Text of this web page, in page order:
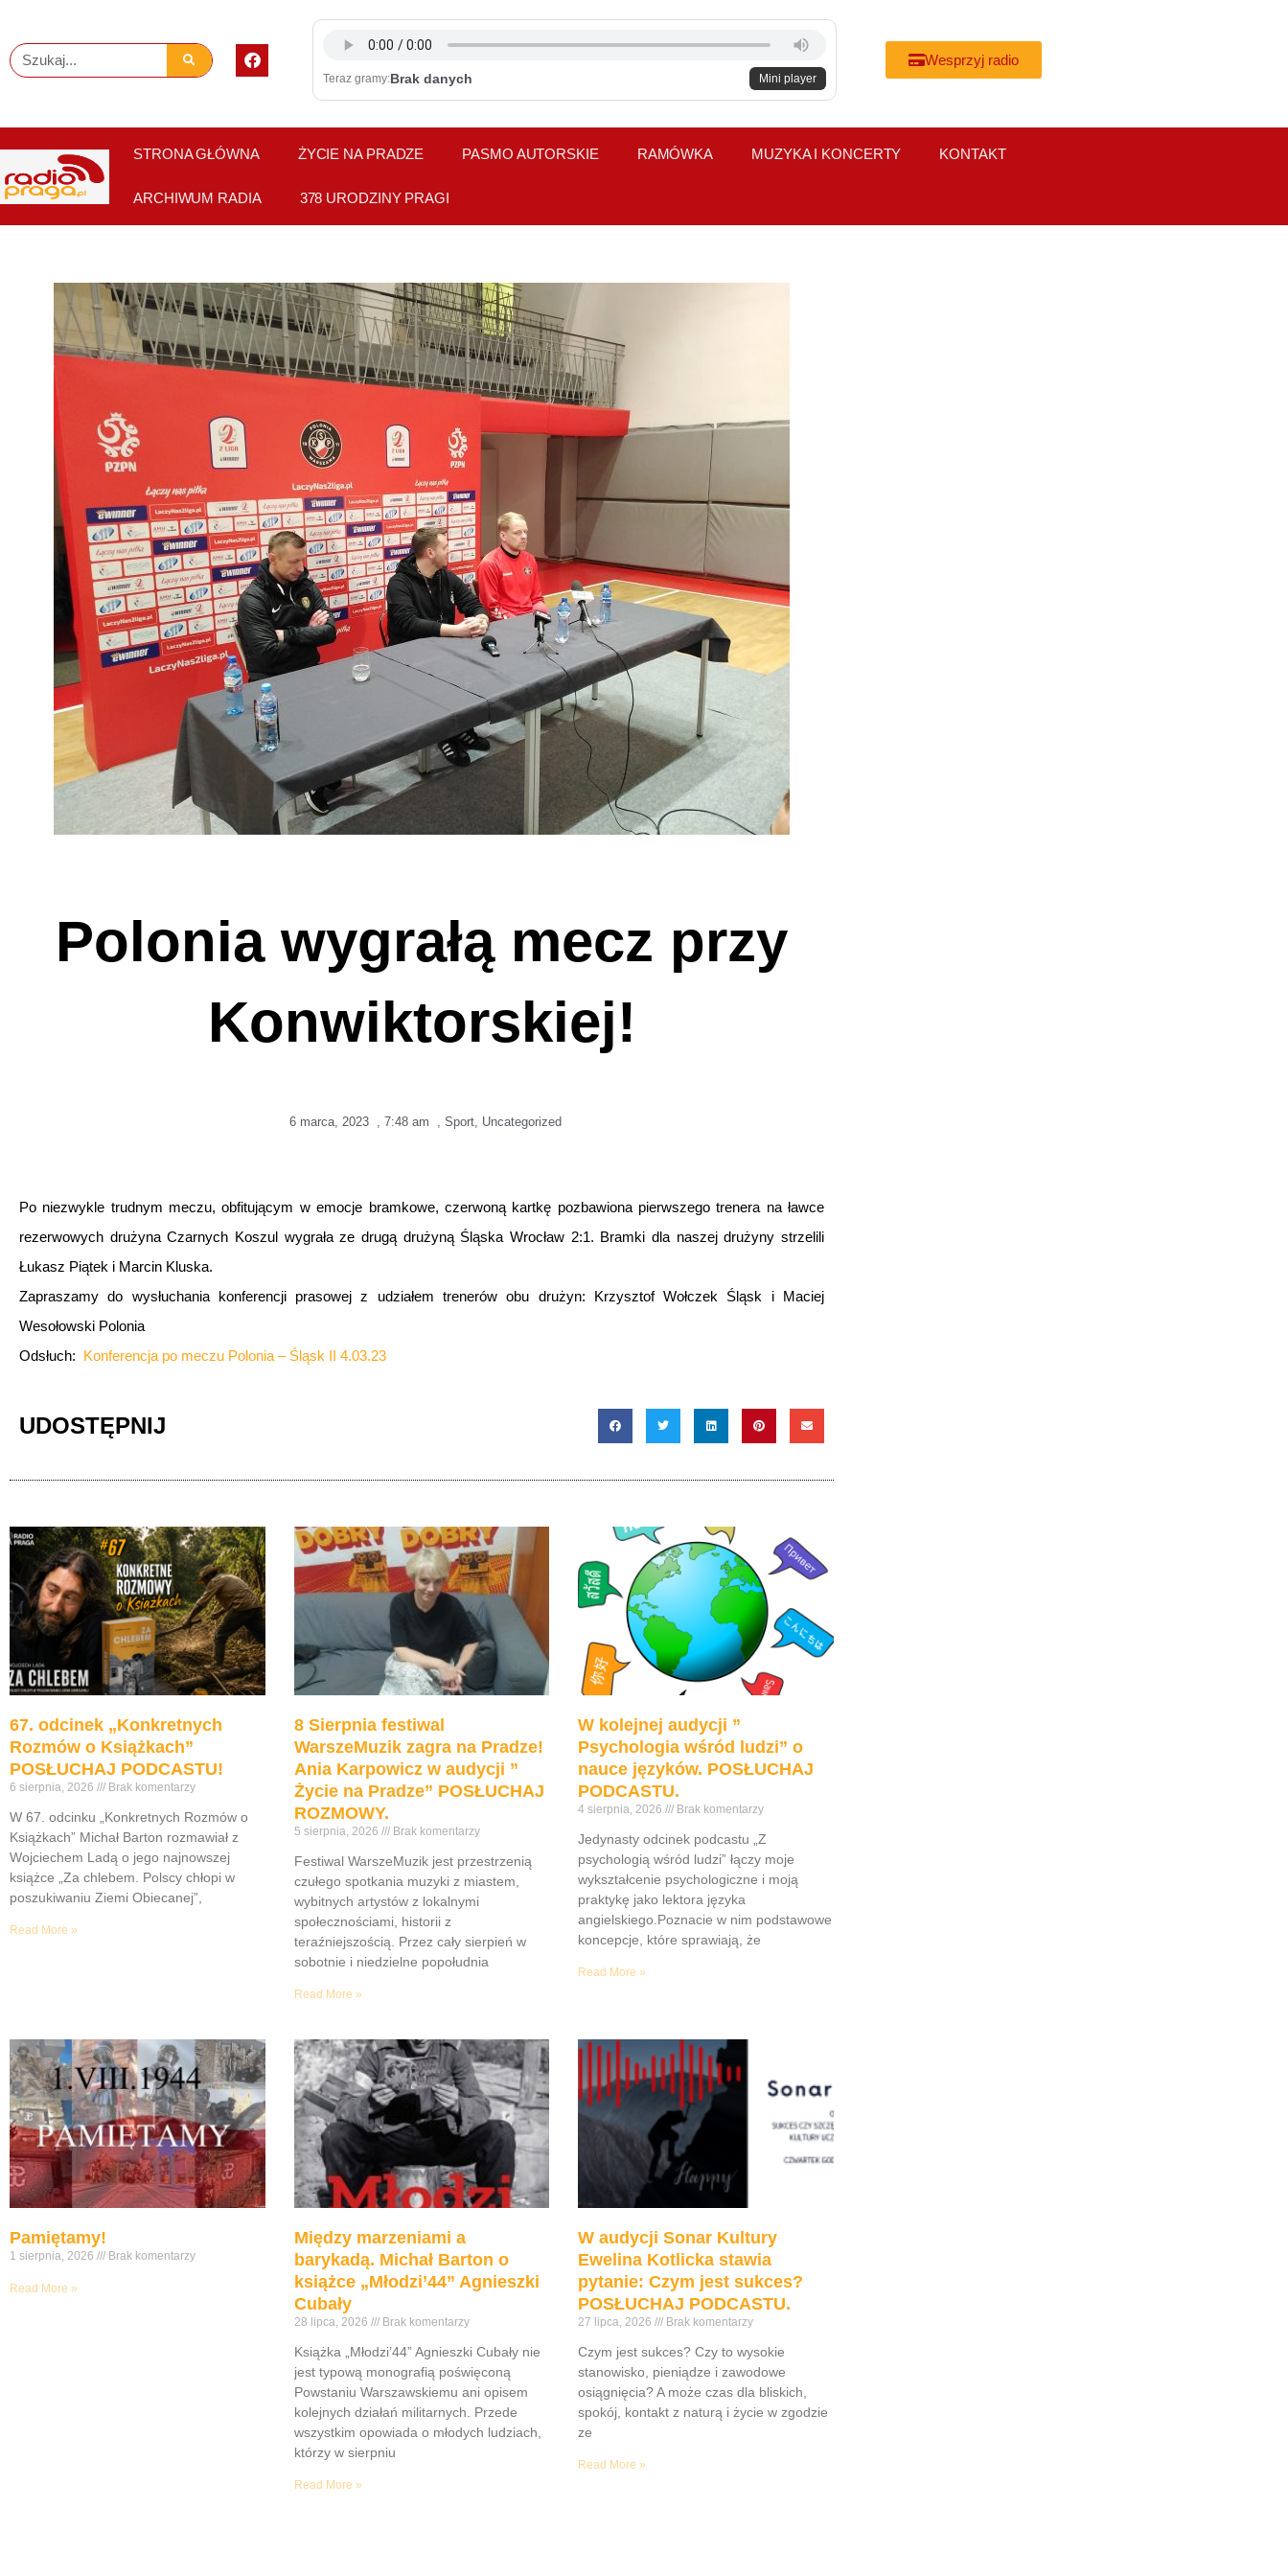
content
Szukaj
F
a
c
o
o
k
Teraz gramy:Brak danych Mini player
Wesprzyj radio
STRONA GŁÓWNA ŻYCIE NA PRADZE PASMO AUTORSKIE RAMÓWKA MUZYKA I KONCERTY KONTAKT
ARCHIWUM RADIA 378 URODZINY PRAGI
Polonia wygrałą mecz przy
Konwiktorskiej!
6 marca, 2023 , 7:48 am , Sport, Uncategorized
Po niezwykle trudnym meczu, obfitującym w emocje bramkowe, czerwoną kartkę pozbawiona pierwszego trenera na ławce
rezerwowych drużyna Czarnych Koszul wygrała ze drugą drużyną Śląska Wrocław 2:1. Bramki dla naszej drużyny strzelili
Łukasz Piątek i Marcin Kluska.
Zapraszamy do wysłuchania konferencji prasowej z udziałem trenerów obu drużyn: Krzysztof Wołczek Śląsk i Maciej
Wesołowski Polonia
Odsłuch: Konferencja po meczu Polonia – Śląsk II 4.03.23
UDOSTĘPNIJ
67. odcinek „Konkretnych
Rozmów o Książkach”
POSŁUCHAJ PODCASTU!
6 sierpnia, 2026 Brak komentarzy
W 67. odcinku „Konkretnych Rozmów o
Książkach” Michał Barton rozmawiał z
Wojciechem Ladą o jego najnowszej
książce „Za chlebem. Polscy chłopi w
poszukiwaniu Ziemi Obiecanej”,
Read More »
8 Sierpnia festiwal
WarszeMuzik zagra na Pradze!
Ania Karpowicz w audycji ”
Życie na Pradze” POSŁUCHAJ
ROZMOWY.
5 sierpnia, 2026 Brak komentarzy
Festiwal WarszeMuzik jest przestrzenią
czułego spotkania muzyki z miastem,
wybitnych artystów z lokalnymi
społecznościami, historii z
teraźniejszością. Przez cały sierpień w
sobotnie i niedzielne popołudnia
Read More »
W kolejnej audycji ”
Psychologia wśród ludzi” o
nauce języków. POSŁUCHAJ
PODCASTU.
4 sierpnia, 2026 Brak komentarzy
Jedynasty odcinek podcastu „Z
psychologią wśród ludzi” łączy moje
wykształcenie psychologiczne i moją
praktykę jako lektora języka
angielskiego.Poznacie w nim podstawowe
koncepcje, które sprawiają, że
Read More »
Pamiętamy!
1 sierpnia, 2026 Brak komentarzy
Read More »
Między marzeniami a
barykadą. Michał Barton o
książce „Młodzi’44” Agnieszki
Cubały
28 lipca, 2026 Brak komentarzy
Książka „Młodzi’44” Agnieszki Cubały nie
jest typową monografią poświęconą
Powstaniu Warszawskiemu ani opisem
kolejnych działań militarnych. Przede
wszystkim opowiada o młodych ludziach,
którzy w sierpniu
Read More »
W audycji Sonar Kultury
Ewelina Kotlicka stawia
pytanie: Czym jest sukces?
POSŁUCHAJ PODCASTU.
27 lipca, 2026 Brak komentarzy
Czym jest sukces? Czy to wysokie
stanowisko, pieniądze i zawodowe
osiągnięcia? A może czas dla bliskich,
spokój, kontakt z naturą i życie w zgodzie
ze
Read More »